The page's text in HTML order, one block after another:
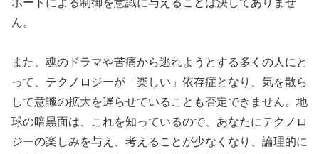
ん。
また、魂のドラマや苦痛から逃れようとする多くの人にと
って、テクノロジーが「楽しい」依存症となり、気を散ら
して意識の拡大を遅らせていることも否定できません。地
球の暗黒面は、これを知っているので、あなたにテクノロ
ジーの楽しみを与え、考えることが少なくなり、論理的に